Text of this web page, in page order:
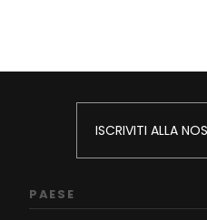
ISCRIVITI ALLA
PAESE